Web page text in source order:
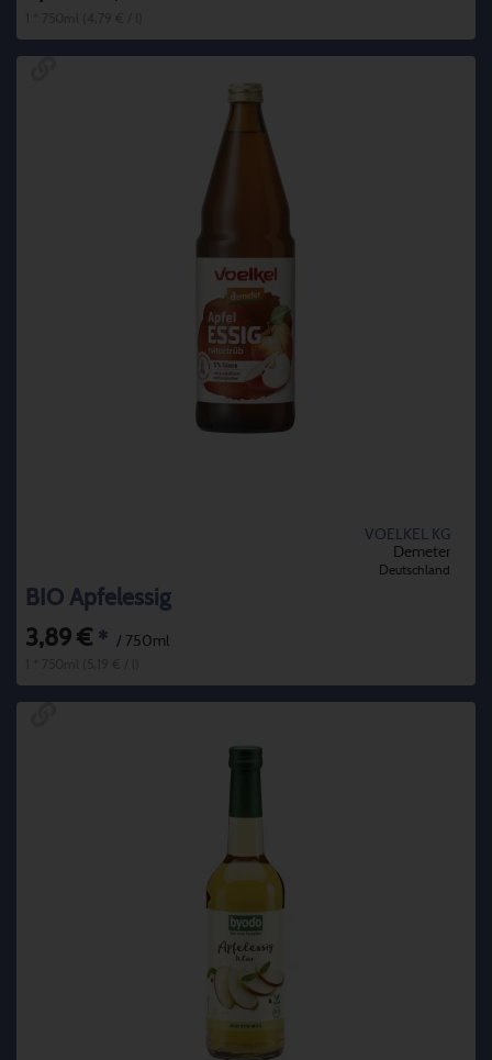
VOELKEL KG
Demeter
Deutschland
BIO Apfelessig
3,89 € * / 750ml